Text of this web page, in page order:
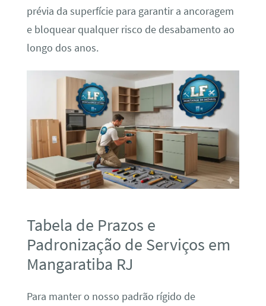
prévia da superfície para garantir a ancoragem
e bloquear qualquer risco de desabamento ao
longo dos anos.
Tabela de Prazos e
Padronização de Serviços em
Mangaratiba RJ
Para manter o nosso padrão rígido de